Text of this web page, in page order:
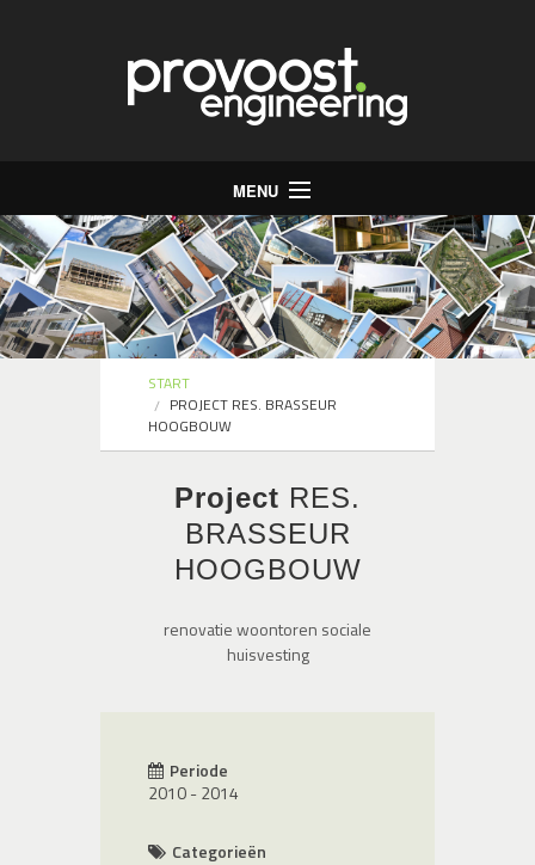
MENU
Start
Bureau
Stabiliteit
START
PROJECT RES. BRASSEUR
HOOGBOUW
Project RES.
BRASSEUR
HOOGBOUW
renovatie woontoren sociale
huisvesting
Periode
2010 - 2014
Categorieën